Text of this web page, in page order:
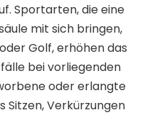
Sportarten, die eine
mit sich bringen,
Golf, erhöhen das
bei vorliegenden
oder erlangte
Sitzen, Verkürzungen